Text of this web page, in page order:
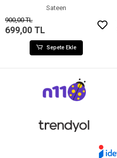
Sateen
900,00 TL
699,00 TL
Sepete Ekle